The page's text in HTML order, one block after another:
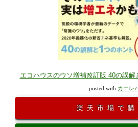
エコハウスのウソ増補改訂版 40の誤
posted with カエレ
楽天市場で購